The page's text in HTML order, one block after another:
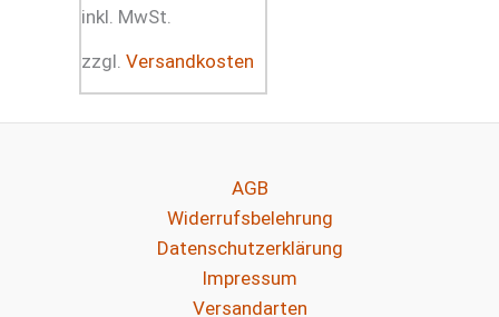
inkl. MwSt.
zzgl. Versandkosten
AGB
Widerrufsbelehrung
Datenschutzerklärung
Impressum
Versandarten